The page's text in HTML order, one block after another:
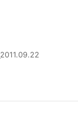
2011.09.22